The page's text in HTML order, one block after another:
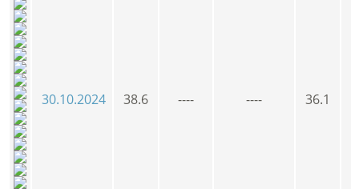
30.10.2024 38.6 ---- ---- 36.1